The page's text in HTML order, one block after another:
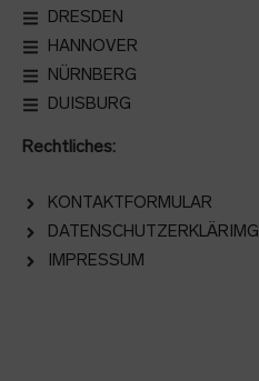
DRESDEN
HANNOVER
NÜRNBERG
DUISBURG
Rechtliches:
KONTAKTFORMULAR
DATENSCHUTZERKLÄRIMG
IMPRESSUM